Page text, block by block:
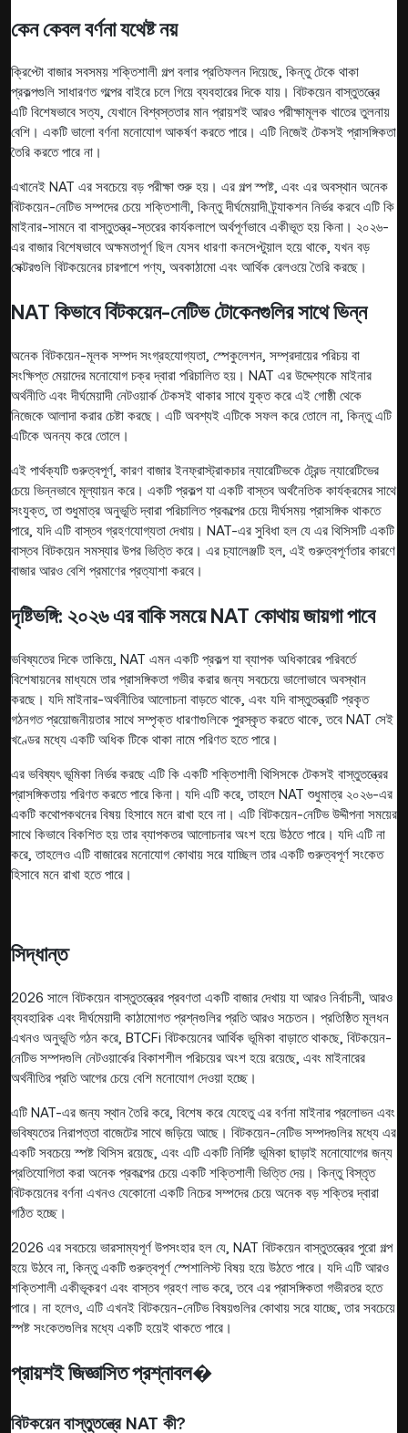
কেন কেবল বর্ণনা যথেষ্ট নয়
ক্রিপ্টো বাজার সবসময় শক্তিশালী গল্প বলার প্রতিফলন দিয়েছে, কিন্তু টেকে থাকা
প্রকল্পগুলি সাধারণত গল্পের বাইরে চলে গিয়ে ব্যবহারের দিকে যায়। বিটকয়েন বাস্তুতন্ত্রে
এটি বিশেষভাবে সত্য, যেখানে বিশ্বস্ততার মান প্রায়শই আরও পরীক্ষামূলক খাতের তুলনায়
বেশি। একটি ভালো বর্ণনা মনোযোগ আকর্ষণ করতে পারে। এটি নিজেই টেকসই প্রাসঙ্গিকতা
তৈরি করতে পারে না।
এখানেই NAT এর সবচেয়ে বড় পরীক্ষা শুরু হয়। এর গল্প স্পষ্ট, এবং এর অবস্থান অনেক
বিটকয়েন-নেটিভ সম্পদের চেয়ে শক্তিশালী, কিন্তু দীর্ঘমেয়াদী ট্র্যাকশন নির্ভর করবে এটি কি
মাইনার-সামনে বা বাস্তুতন্ত্র-স্তরের কার্যকলাপে অর্থপূর্ণভাবে একীভূত হয় কিনা। ২০২৬-
এর বাজার বিশেষভাবে অক্ষমতাপূর্ণ ছিল যেসব ধারণা কনসেপ্টুয়াল হয়ে থাকে, যখন বড়
সেক্টরগুলি বিটকয়েনের চারপাশে পণ্য, অবকাঠামো এবং আর্থিক রেলওয়ে তৈরি করছে।
NAT কিভাবে বিটকয়েন-নেটিভ টোকেনগুলির সাথে ভিন্ন
অনেক বিটকয়েন-মূলক সম্পদ সংগ্রহযোগ্যতা, স্পেকুলেশন, সম্প্রদায়ের পরিচয় বা
সংক্ষিপ্ত মেয়াদের মনোযোগ চক্র দ্বারা পরিচালিত হয়। NAT এর উদ্দেশ্যকে মাইনার
অর্থনীতি এবং দীর্ঘমেয়াদী নেটওয়ার্ক টেকসই থাকার সাথে যুক্ত করে এই গোষ্ঠী থেকে
নিজেকে আলাদা করার চেষ্টা করছে। এটি অবশ্যই এটিকে সফল করে তোলে না, কিন্তু এটি
এটিকে অনন্য করে তোলে।
এই পার্থক্যটি গুরুত্বপূর্ণ, কারণ বাজার ইনফ্রাস্ট্রাকচার ন্যারেটিভকে ট্রেন্ড ন্যারেটিভের
চেয়ে ভিন্নভাবে মূল্যায়ন করে। একটি প্রকল্প যা একটি বাস্তব অর্থনৈতিক কার্যক্রমের সাথে
সংযুক্ত, তা শুধুমাত্র অনুভূতি দ্বারা পরিচালিত প্রকল্পের চেয়ে দীর্ঘসময় প্রাসঙ্গিক থাকতে
পারে, যদি এটি বাস্তব গ্রহণযোগ্যতা দেখায়। NAT-এর সুবিধা হল যে এর থিসিসটি একটি
বাস্তব বিটকয়েন সমস্যার উপর ভিত্তি করে। এর চ্যালেঞ্জটি হল, এই গুরুত্বপূর্ণতার কারণে
বাজার আরও বেশি প্রমাণের প্রত্যাশা করবে।
দৃষ্টিভঙ্গি: ২০২৬ এর বাকি সময়ে NAT কোথায় জায়গা পাবে
ভবিষ্যতের দিকে তাকিয়ে, NAT এমন একটি প্রকল্প যা ব্যাপক অধিকারের পরিবর্তে
বিশেষায়নের মাধ্যমে তার প্রাসঙ্গিকতা গভীর করার জন্য সবচেয়ে ভালোভাবে অবস্থান
করছে। যদি মাইনার-অর্থনীতির আলোচনা বাড়তে থাকে, এবং যদি বাস্তুতন্ত্রটি প্রকৃত
গঠনগত প্রয়োজনীয়তার সাথে সম্পৃক্ত ধারণাগুলিকে পুরস্কৃত করতে থাকে, তবে NAT সেই
খণ্ডের মধ্যে একটি অধিক টিকে থাকা নামে পরিণত হতে পারে।
এর ভবিষ্যৎ ভূমিকা নির্ভর করছে এটি কি একটি শক্তিশালী থিসিসকে টেকসই বাস্তুতন্ত্রের
প্রাসঙ্গিকতায় পরিণত করতে পারে কিনা। যদি এটি করে, তাহলে NAT শুধুমাত্র ২০২৬-এর
একটি কথোপকথনের বিষয় হিসাবে মনে রাখা হবে না। এটি বিটকয়েন-নেটিভ উদ্দীপনা সময়ের
সাথে কিভাবে বিকশিত হয় তার ব্যাপকতর আলোচনার অংশ হয়ে উঠতে পারে। যদি এটি না
করে, তাহলেও এটি বাজারের মনোযোগ কোথায় সরে যাচ্ছিল তার একটি গুরুত্বপূর্ণ সংকেত
হিসাবে মনে রাখা হতে পারে।
সিদ্ধান্ত
2026 সালে বিটকয়েন বাস্তুতন্ত্রের প্রবণতা একটি বাজার দেখায় যা আরও নির্বাচনী, আরও
ব্যবহারিক এবং দীর্ঘমেয়াদী কাঠামোগত প্রশ্নগুলির প্রতি আরও সচেতন। প্রতিষ্ঠিত মূলধন
এখনও অনুভূতি গঠন করে, BTCFi বিটকয়েনের আর্থিক ভূমিকা বাড়াতে থাকছে, বিটকয়েন-
নেটিভ সম্পদগুলি নেটওয়ার্কের বিকাশশীল পরিচয়ের অংশ হয়ে রয়েছে, এবং মাইনারের
অর্থনীতির প্রতি আগের চেয়ে বেশি মনোযোগ দেওয়া হচ্ছে।
এটি NAT-এর জন্য স্থান তৈরি করে, বিশেষ করে যেহেতু এর বর্ণনা মাইনার প্রলোভন এবং
ভবিষ্যতের নিরাপত্তা বাজেটের সাথে জড়িয়ে আছে। বিটকয়েন-নেটিভ সম্পদগুলির মধ্যে এর
একটি সবচেয়ে স্পষ্ট থিসিস রয়েছে, এবং এটি একটি নির্দিষ্ট ভূমিকা ছাড়াই মনোযোগের জন্য
প্রতিযোগিতা করা অনেক প্রকল্পের চেয়ে একটি শক্তিশালী ভিত্তি দেয়। কিন্তু বিস্তৃত
বিটকয়েনের বর্ণনা এখনও যেকোনো একটি নিচের সম্পদের চেয়ে অনেক বড় শক্তির দ্বারা
গঠিত হচ্ছে।
2026 এর সবচেয়ে ভারসাম্যপূর্ণ উপসংহার হল যে, NAT বিটকয়েন বাস্তুতন্ত্রের পুরো গল্প
হয়ে উঠবে না, কিন্তু একটি গুরুত্বপূর্ণ স্পেশালিস্ট বিষয় হয়ে উঠতে পারে। যদি এটি আরও
শক্তিশালী একীভূকরণ এবং বাস্তব গ্রহণ লাভ করে, তবে এর প্রাসঙ্গিকতা গভীরতর হতে
পারে। না হলেও, এটি এখনই বিটকয়েন-নেটিভ বিষয়গুলির কোথায় সরে যাচ্ছে, তার সবচেয়ে
স্পষ্ট সংকেতগুলির মধ্যে একটি হয়েই থাকতে পারে।
প্রায়শই জিজ্ঞাসিত প্রশ্নাবল�
বিটকয়েন বাস্তুতন্ত্রে NAT কী?